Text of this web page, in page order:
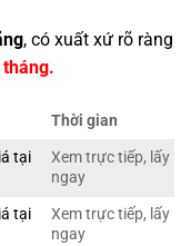
, có xuất xứ rõ ràng
Thời gian
tại
Xem trực tiếp, lấy
ngay
tại
Xem trực tiếp, lấy
ngay